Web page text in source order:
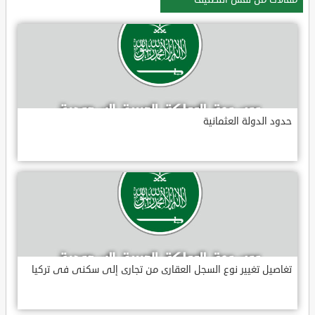
حدود الدولة العثمانية
تغاصيل تغيير نوع السجل العقارى من تجارى إلى سكنى فى تركيا